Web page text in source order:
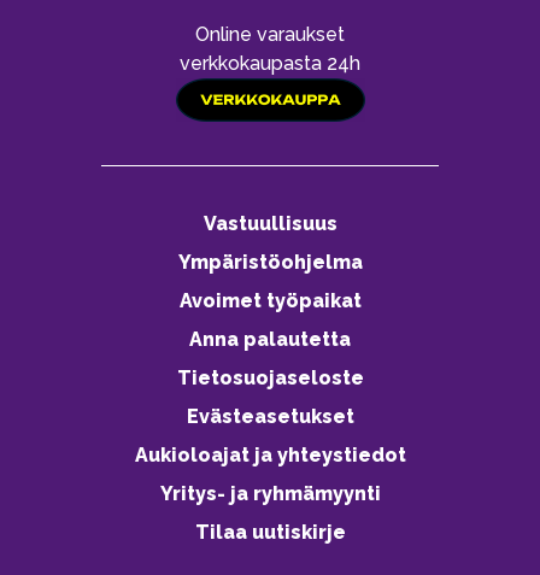
Online varaukset
verkkokaupasta 24h
Vastuullisuus
Ympäristöohjelma
Avoimet työpaikat
Anna palautetta
Tietosuojaseloste
Evästeasetukset
Aukioloajat ja yhteystiedot
Yritys- ja ryhmämyynti
Tilaa uutiskirje